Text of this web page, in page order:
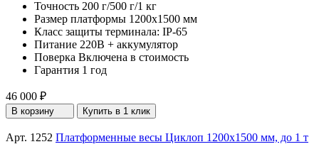
Точность 200 г/500 г/1 кг
Размер платформы 1200х1500 мм
Класс защиты терминала: IP-65
Питание 220В + аккумулятор
Поверка Включена в стоимость
Гарантия 1 год
46 000 ₽
В корзину Купить в 1 клик
Арт. 1252 Платформенные весы Циклоп 1200х1500 мм, до 1 т